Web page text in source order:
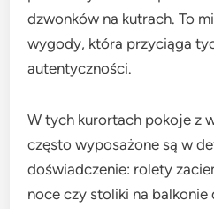
dzwonków na kutrach. To
wygody, która przyciąga
autentyczności.
W tych kurortach pokoje z
często wyposażone są w
doświadczenie: rolety
noce czy stoliki na balkonie